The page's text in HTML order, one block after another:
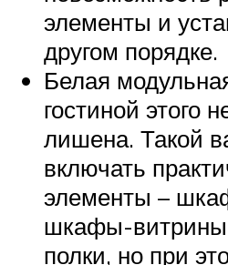
элементы и
другом порядке.
Белая
гостиной этого
лишена. Такой
включать
элементы –
шкафы-
полки, но при